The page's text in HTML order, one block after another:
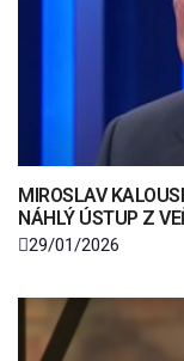
MIROSLAV
NÁHLÝ ÚSTUP Z
29/01/2026